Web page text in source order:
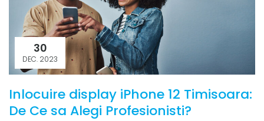
30
DEC. 2023
Inlocuire display iPhone 12 Timisoara:
De Ce sa Alegi Profesionisti?